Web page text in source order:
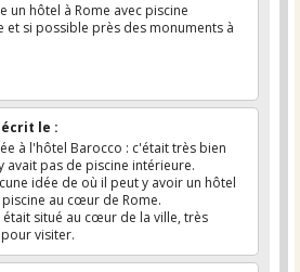
un hôtel à Rome avec piscine
et si possible près des monuments à
écrit le :
à l'hôtel Barocco : c'était très bien
avait pas de piscine intérieure.
idée de où il peut y avoir un hôtel
piscine au cœur de Rome.
était situé au cœur de la ville, très
visiter.